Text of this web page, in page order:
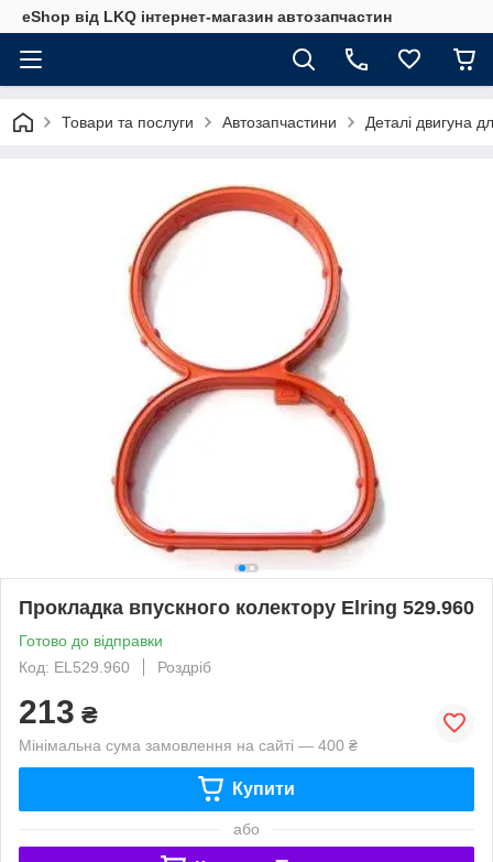
eShop від LKQ інтернет-магазин автозапчастин
Товари та послуги Автозапчастини Деталі двигуна
Прокладка впускного колектору Elring 529.960
Готово до відправки
Код: EL529.960
Роздріб
213 ₴
Мінімальна сума замовлення на сайті — 400 ₴
Купити
або